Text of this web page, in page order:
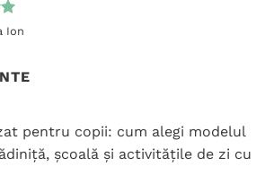
Ion
pentru copii: cum alegi modelul
școală și activitățile de zi cu